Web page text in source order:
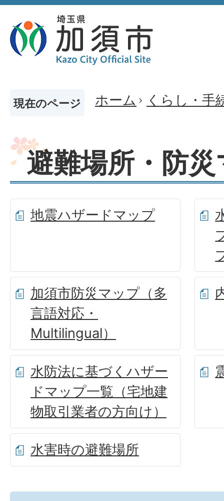
現在のページ ホーム くらし・手
避難場所・防
地震ハザードマップ
加須市防災マップ（多
言語対応・
Multilingual）
水防法に基づくハザー
ドマップ一覧（宅地建
物取引業者の方向け）
水害時の避難場所